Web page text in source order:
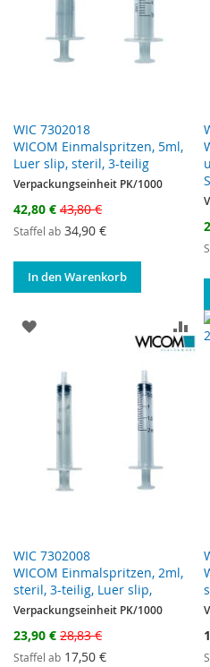
WIC 7302018
WICOM Einmalspritzen, 5ml,
Luer slip, steril, 3-teilig
Verpackungseinheit PK/1000
Sonderangebot
42,80 € 43,80 €
Staffel ab 34,90 €
In den Warenkorb
WIC 7302008
WICOM Einmalspritzen, 2ml,
steril, 3-teilig, Luer slip,
ZUR WUNSCHLISTE
Verpackungseinheit PK/1000
Sonderangebot
23,90 € 28,83 €
Staffel ab 17,50 €